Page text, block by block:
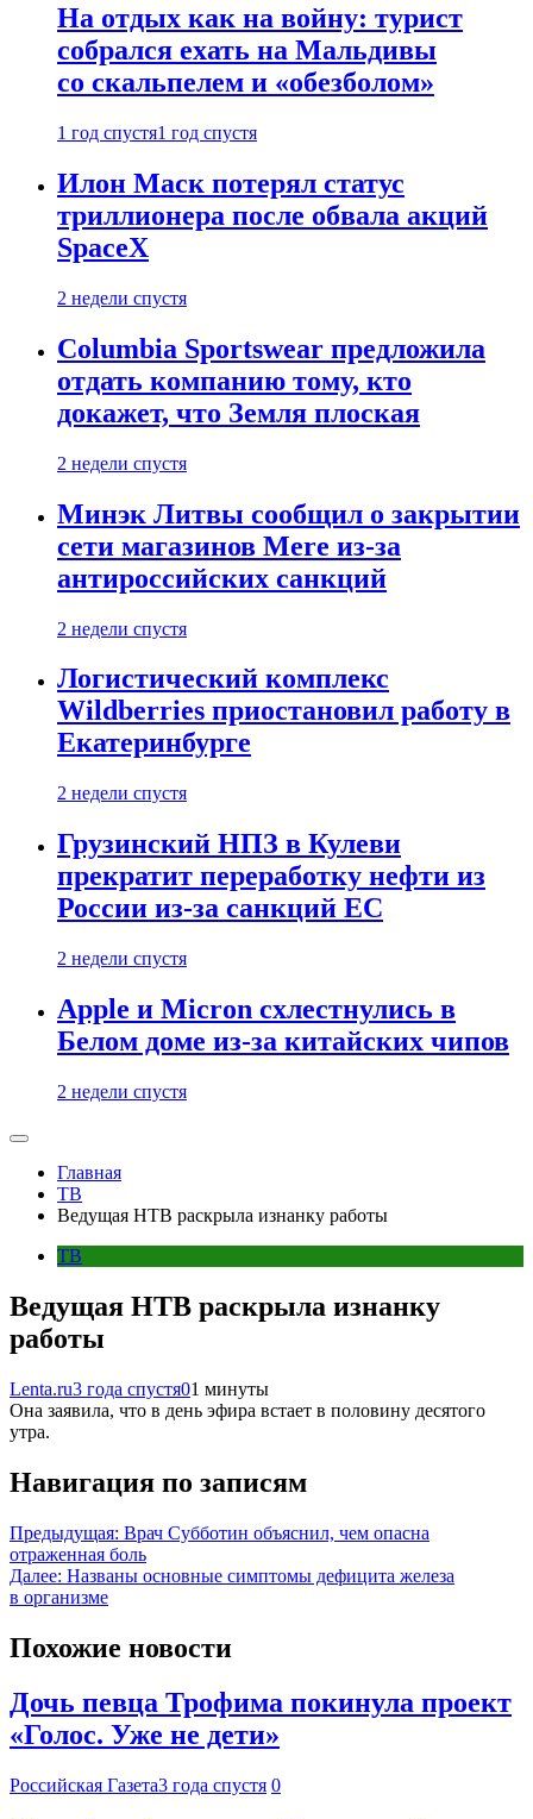
На отдых как на войну: турист
собрался ехать на Мальдивы
со скальпелем и «обезболом»
1 год спустя1 год спустя
Илон Маск потерял статус
триллионера после обвала акций
SpaceX
2 недели спустя
Columbia Sportswear предложила
отдать компанию тому, кто
докажет, что Земля плоская
2 недели спустя
Минэк Литвы сообщил о закрытии
сети магазинов Mere из-за
антироссийских санкций
2 недели спустя
Логистический комплекс
Wildberries приостановил работу в
Екатеринбурге
2 недели спустя
Грузинский НПЗ в Кулеви
прекратит переработку нефти из
России из-за санкций ЕС
2 недели спустя
Apple и Micron схлестнулись в
Белом доме из-за китайских чипов
2 недели спустя
Главная
ТВ
Ведущая НТВ раскрыла изнанку работы
ТВ
Ведущая НТВ раскрыла изнанку
работы
Lenta.ru3 года спустя01 минуты
Она заявила, что в день эфира встает в половину десятого
утра.
Навигация по записям
Предыдущая: Врач Субботин объяснил, чем опасна
отраженная боль
Далее: Названы основные симптомы дефицита железа
в организме
Похожие новости
Дочь певца Трофима покинула проект
«Голос. Уже не дети»
Российская Газета3 года спустя 0